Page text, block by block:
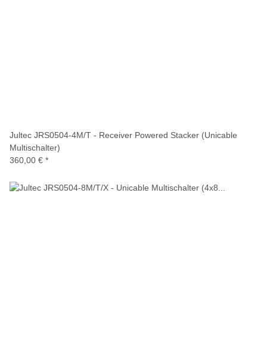
Jultec JRS0504-4M/T - Receiver Powered Stacker (Unicable
Multischalter)
360,00 € *